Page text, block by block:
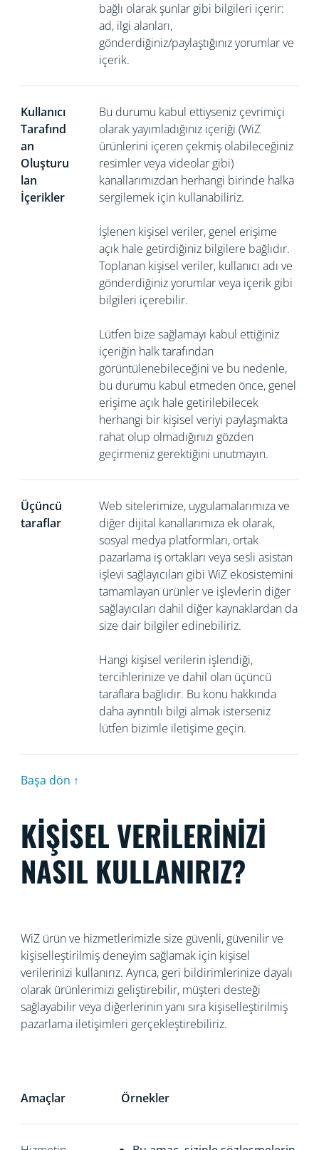
bağlı olarak şunlar gibi bilgileri içerir:
ad, ilgi alanları,
gönderdiğiniz/paylaştığınız yorumlar ve
içerik.
Kullanıcı
Tarafınd
an
Oluşturu
lan
İçerikler
Bu durumu kabul ettiyseniz çevrimiçi
olarak yayımladığınız içeriği (WiZ
ürünlerini içeren çekmiş olabileceğiniz
resimler veya videolar gibi)
kanallarımızdan herhangi birinde halka
sergilemek için kullanabiliriz.
İşlenen kişisel veriler, genel erişime
açık hale getirdiğiniz bilgilere bağlıdır.
Toplanan kişisel veriler, kullanıcı adı ve
gönderdiğiniz yorumlar veya içerik gibi
bilgileri içerebilir.
Lütfen bize sağlamayı kabul ettiğiniz
içeriğin halk tarafından
görüntülenebileceğini ve bu nedenle,
bu durumu kabul etmeden önce, genel
erişime açık hale getirilebilecek
herhangi bir kişisel veriyi paylaşmakta
rahat olup olmadığınızı gözden
geçirmeniz gerektiğini unutmayın.
Üçüncü
taraflar
Web sitelerimize, uygulamalarımıza ve
diğer dijital kanallarımıza ek olarak,
sosyal medya platformları, ortak
pazarlama iş ortakları veya sesli asistan
işlevi sağlayıcıları gibi WiZ ekosistemini
tamamlayan ürünler ve işlevlerin diğer
sağlayıcıları dahil diğer kaynaklardan da
size dair bilgiler edinebiliriz.
Hangi kişisel verilerin işlendiği,
tercihlerinize ve dahil olan üçüncü
taraflara bağlıdır. Bu konu hakkında
daha ayrıntılı bilgi almak isterseniz
lütfen bizimle iletişime geçin.
Başa dön ↑
KİŞİSEL VERİLERİNİZİ
NASIL KULLANIRIZ?
WiZ ürün ve hizmetlerimizle size güvenli, güvenilir ve
kişiselleştirilmiş deneyim sağlamak için kişisel
verilerinizi kullanırız. Ayrıca, geri bildirimlerinize dayalı
olarak ürünlerimizi geliştirebilir, müşteri desteği
sağlayabilir veya diğerlerinin yanı sıra kişiselleştirilmiş
pazarlama iletişimleri gerçekleştirebiliriz.
Amaçlar Örnekler